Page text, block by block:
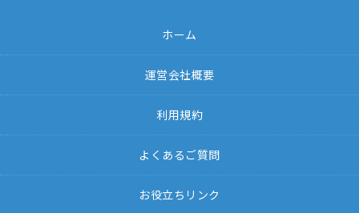
ホーム
運営会社概要
利用規約
よくあるご質問
お役立ちリンク